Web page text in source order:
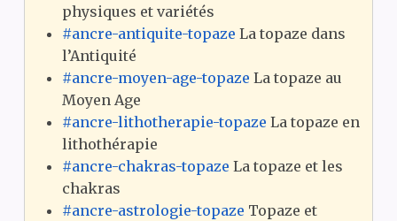
physiques et variétés
#ancre-antiquite-topaze La topaze dans
l’Antiquité
#ancre-moyen-age-topaze La topaze au
Moyen Age
#ancre-lithotherapie-topaze La topaze en
lithothérapie
#ancre-chakras-topaze La topaze et les
chakras
#ancre-astrologie-topaze Topaze et